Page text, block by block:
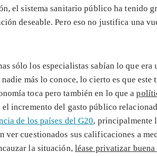
el sistema sanitario público ha tenido
deseable. Pero eso no justifica una
sólo los especialistas sabían lo que era
más lo conoce, lo cierto es que
toca pero también en lo que a
el incremento del gasto público
de los países del G20, principalmente
ver cuestionados sus calificaciones a
la situación, léase privatizar